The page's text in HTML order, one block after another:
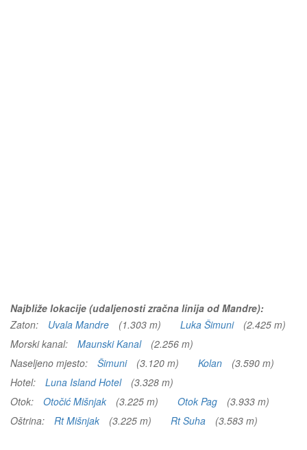
Najbliže lokacije (udaljenosti zračna linija od Mandre):
Zaton:
Uvala Mandre (1.303 m) Luka Šimuni
(2.425 m)
Morski kanal:
Maunski Kanal
(2.256 m)
Naseljeno mjesto:
Šimuni (3.120 m) Kolan
(3.590 m)
Hotel:
Luna Island Hotel
(3.328 m)
Otok:
Otočić Mišnjak (3.225 m) Otok Pag
(3.933 m)
Oštrina:
Rt Mišnjak (3.225 m) Rt Suha (3.583 m)